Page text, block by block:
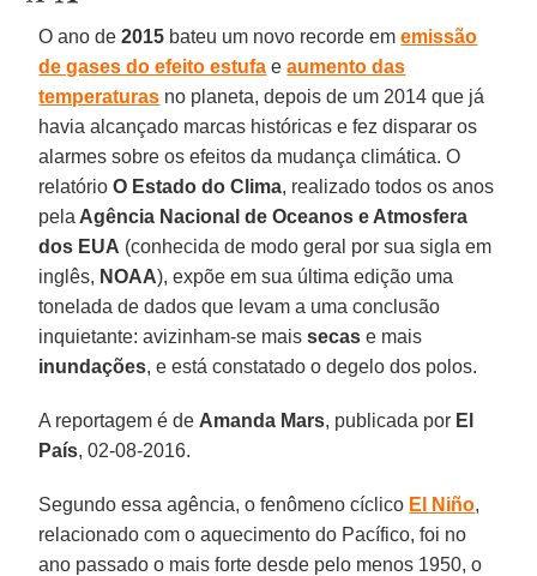
O ano de2015 bateu um novo recorde ememissão
de gases do efeito estufa eaumento das
temperaturas no planeta, depois de um 2014 que já
havia alcançado marcas históricas e fez disparar os
alarmes sobre os efeitos da mudança climática. O
relatórioO Estado do Clima, realizado todos os anos
pela Agência Nacional de Oceanos e Atmosfera
dos EUA (conhecida de modo geral por sua sigla em
inglês, NOAA), expõe em sua última edição uma
tonelada de dados que levam a uma conclusão
inquietante: avizinham-se maissecas e mais
inundações, e está constatado o degelo dos polos.
A reportagem é de Amanda Mars, publicada por El
País, 02-08-2016.
Segundo essa agência, o fenômeno cíclico El Niño,
relacionado com o aquecimento do Pacífico, foi no
ano passado o mais forte desde pelo menos 1950, o